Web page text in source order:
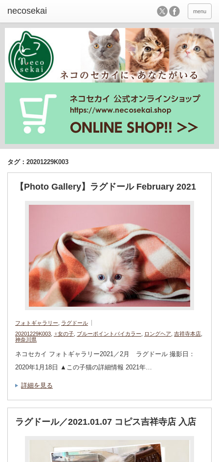
menu
タグ：20201229K003
【Photo Gallery】ラグドール February 2021
フォトギャラリー
ラグドール
20201229K003
♀女の子 ブルーポイントバイカラー ロングヘア 吉祥寺本店
神奈川県
ネコセカイ フォトギャラリー2021／2月 ラグドール 撮影日：
2020年1月18日 ▲この子猫の詳細情報 2021年…
詳細を見る
ラグドール／2021.01.07 コピス吉祥寺店 入店